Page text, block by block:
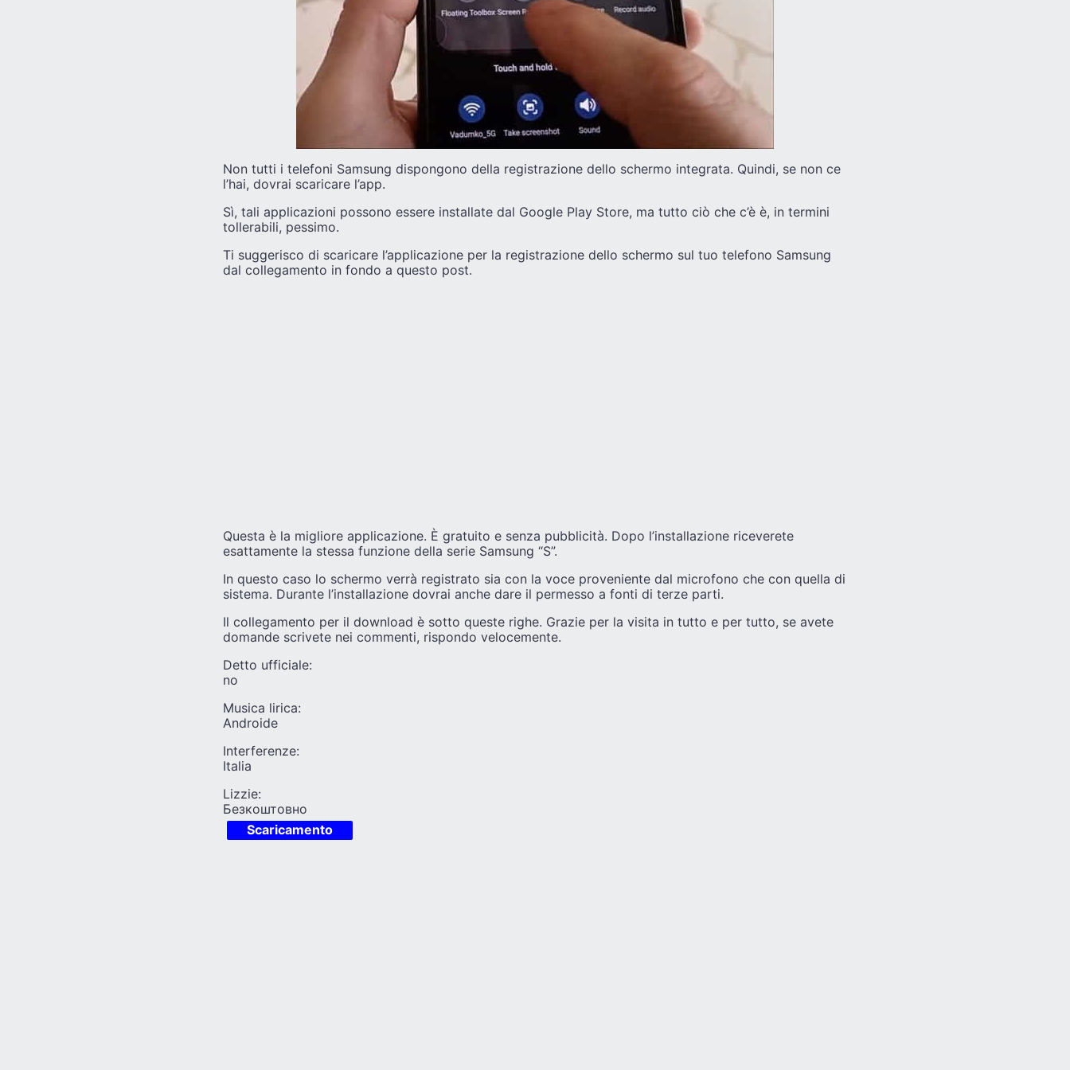
Non tutti i telefoni Samsung dispongono della registrazione dello schermo integrata. Quindi, se non ce
l’hai, dovrai scaricare l’app.
Sì, tali applicazioni possono essere installate dal Google Play Store, ma tutto ciò che c’è è, in termini
tollerabili, pessimo.
Ti suggerisco di scaricare l’applicazione per la registrazione dello schermo sul tuo telefono Samsung
dal collegamento in fondo a questo post.
Questa è la migliore applicazione. È gratuito e senza pubblicità. Dopo l’installazione riceverete
esattamente la stessa funzione della serie Samsung “S”.
In questo caso lo schermo verrà registrato sia con la voce proveniente dal microfono che con quella di
sistema. Durante l’installazione dovrai anche dare il permesso a fonti di terze parti.
Il collegamento per il download è sotto queste righe. Grazie per la visita in tutto e per tutto, se avete
domande scrivete nei commenti, rispondo velocemente.
Detto ufficiale:
no
Musica lirica:
Androide
Interferenze:
Italia
Lizzie:
Безкоштовно
Scaricamento